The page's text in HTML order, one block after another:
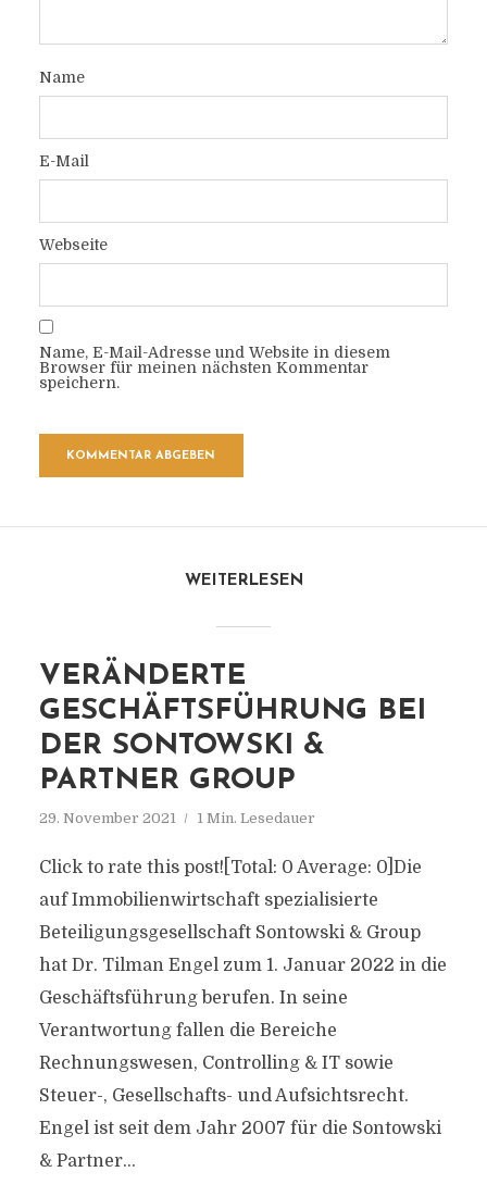
Name
E-Mail
Webseite
Name, E-Mail-Adresse und Website in diesem
Browser für meinen nächsten Kommentar
speichern.
WEITERLESEN
VERÄNDERTE
GESCHÄFTSFÜHRUNG BEI
DER SONTOWSKI &
PARTNER GROUP
29. November 2021 1 Min. Lesedauer
Click to rate this post![Total: 0 Average: 0]Die
auf Immobilienwirtschaft spezialisierte
Beteiligungsgesellschaft Sontowski & Group
hat Dr. Tilman Engel zum 1. Januar 2022 in die
Geschäftsführung berufen. In seine
Verantwortung fallen die Bereiche
Rechnungswesen, Controlling & IT sowie
Steuer-, Gesellschafts- und Aufsichtsrecht.
Engel ist seit dem Jahr 2007 für die Sontowski
& Partner...